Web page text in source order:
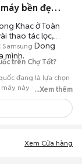
1.012 Samsung Dong Khac ở Toàn quốc máy bền đẹp đang bán 08/2026
Khac ở Toàn
thao tác lọc,
Samsung Dong
mình.
trên Chợ Tốt?
đang là lựa chọn
này với chi phí
Dong Khac ở Toàn
người mua
...Xem thêm
Xem Cửa hàng